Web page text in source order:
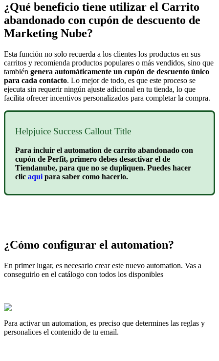
¿Qué beneficio tiene utilizar el Carrito
abandonado con cupón de descuento de
Marketing Nube?
Esta función no solo recuerda a los clientes los productos en sus
carritos y recomienda productos populares o más vendidos, sino que
también genera automáticamente un cupón de descuento único
para cada contacto. Lo mejor de todo, es que este proceso se
ejecuta sin requerir ningún ajuste adicional en tu tienda, lo que
facilita ofrecer incentivos personalizados para completar la compra.
Helpjuice Success Callout Title
Para incluir el automation de carrito abandonado con
cupón de Perfit, primero debes desactivar el de
Tiendanube, para que no se dupliquen. Puedes hacer
clic aqui para saber como hacerlo.
¿Cómo configurar el automation?
En primer lugar, es necesario crear este nuevo automation. Vas a
conseguirlo en el catálogo con todos los disponibles
Para activar un automation, es preciso que determines las reglas y
personalices el contenido de tu email.